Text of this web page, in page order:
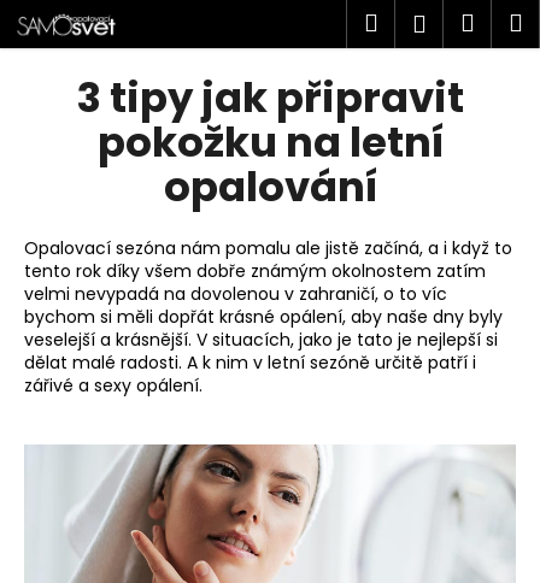
na
obsah
Hledat
3 tipy jak připravit
pokožku na letní
opalování
Opalovací sezóna nám pomalu ale jistě začíná, a i když to
tento rok díky všem dobře známým okolnostem zatím
velmi nevypadá na dovolenou v zahraničí, o to víc
bychom si měli dopřát krásné opálení, aby naše dny byly
veselejší a krásnější. V situacích, jako je tato je nejlepší si
dělat malé radosti. A k nim v letní sezóně určitě patří i
zářivé a sexy opálení.
o
t
ř
e
b
u
e